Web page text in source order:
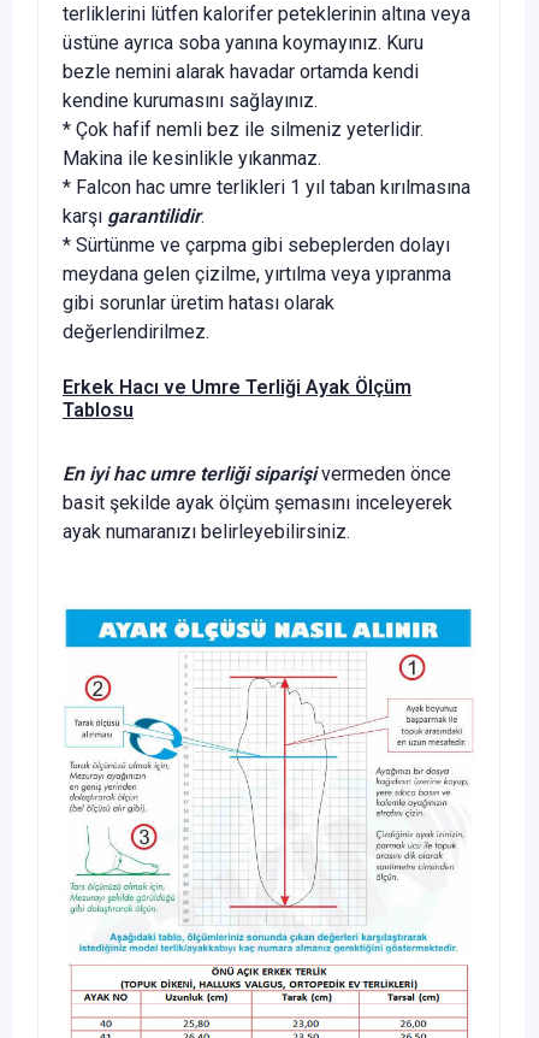
terliklerini lütfen kalorifer peteklerinin altına veya
üstüne ayrıca soba yanına koymayınız. Kuru
bezle nemini alarak havadar ortamda kendi
kendine kurumasını sağlayınız.
* Çok hafif nemli bez ile silmeniz yeterlidir.
Makina ile kesinlikle yıkanmaz.
* Falcon hac umre terlikleri 1 yıl taban kırılmasına
karşı garantilidir.
* Sürtünme ve çarpma gibi sebeplerden dolayı
meydana gelen çizilme, yırtılma veya yıpranma
gibi sorunlar üretim hatası olarak
değerlendirilmez.
Erkek Hacı ve Umre Terliği Ayak Ölçüm
Tablosu
En iyi hac umre terliği siparişivermeden önce
basit şekilde ayak ölçüm şemasını inceleyerek
ayak numaranızı belirleyebilirsiniz.